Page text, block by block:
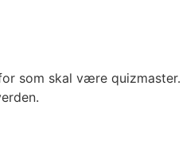
som skal være quizmaster.